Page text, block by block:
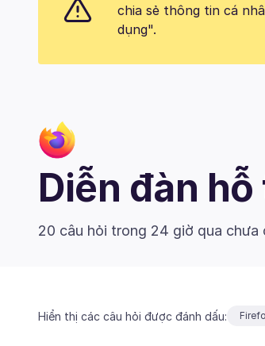
chia sẻ thông tin cá
dụng".
Diễn đàn
20 câu hỏi trong 24 giờ qua chưa
Hiển thị các câu hỏi được đánh dấu: